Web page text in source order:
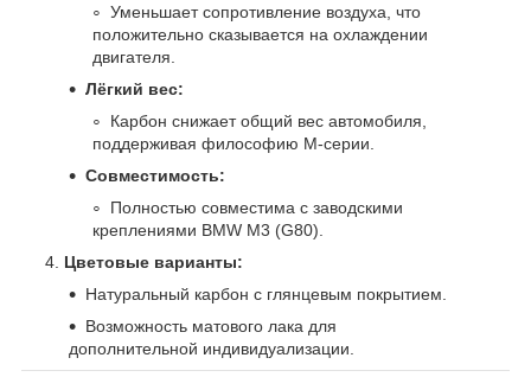
Уменьшает сопротивление воздуха, что
положительно сказывается на охлаждении
двигателя.
Лёгкий вес:
Карбон снижает общий вес автомобиля,
поддерживая философию M-серии.
Совместимость:
Полностью совместима с заводскими
креплениями BMW M3 (G80).
Цветовые варианты:
Натуральный карбон с глянцевым покрытием.
Возможность матового лака для
дополнительной индивидуализации.